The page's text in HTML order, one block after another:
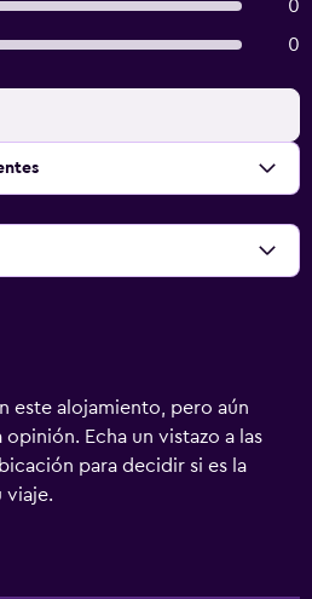
0
0
este alojamiento, pero aún
Echa un vistazo a las
para decidir si es la
viaje.